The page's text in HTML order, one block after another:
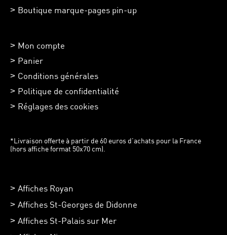
Boutique marque-pages pin-up
Mon compte
Panier
Conditions générales
Politique de confidentialité
Réglages des cookies
*Livraison offerte à partir de 60 euros d’achats pour la France
(hors affiche format 50x70 cm).
Affiches Royan
Affiches St-Georges de Didonne
Affiches St-Palais sur Mer